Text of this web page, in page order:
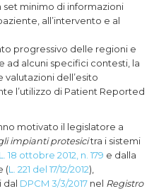
set minimo di informazioni
all’intervento e al
progressivo delle regioni e
ad alcuni specifici contesti, la
dell’esito
l’utilizzo di Patient Reported
motivato il legislatore a
impianti protesicitra i sistemi
18 ottobre 2012, n. 179 e dalla
(L. 221 del 17/12/2012),
dal DPCM 3/3/2017 nel Registro